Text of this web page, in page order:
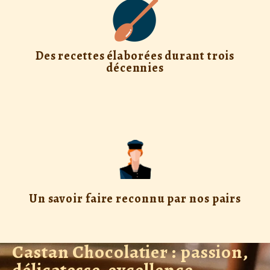
Des recettes élaborées durant trois
décennies
Un savoir faire reconnu par nos pairs
Castan Chocolatier : passion,